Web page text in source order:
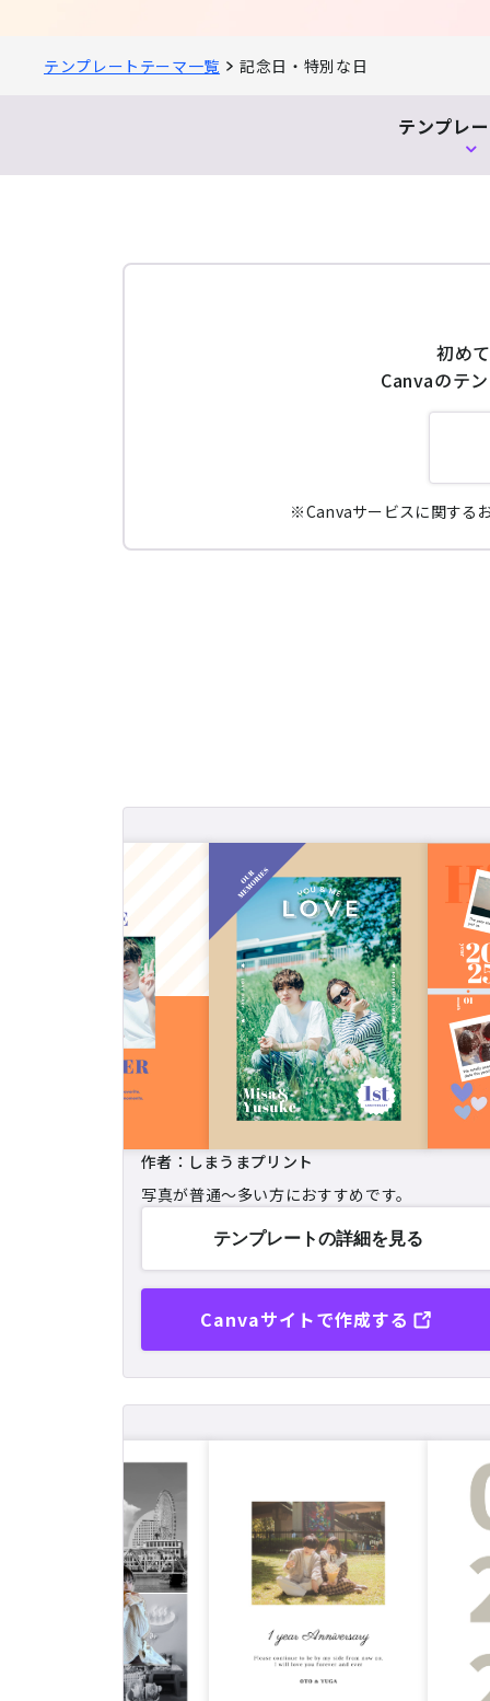
テンプレートテーマ一覧 記念日・特別な日
テンプレ
初め
Canvaのテ
Canvaサービスに関する
作者：しまうまプリント
写真が普通〜多い方におすすめです。
テンプレートの詳細を見る
Canvaサイトで作成する